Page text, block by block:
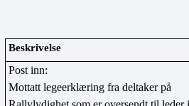
Beskrivelse
Post inn:
Mottatt legeerklæring fra deltaker på